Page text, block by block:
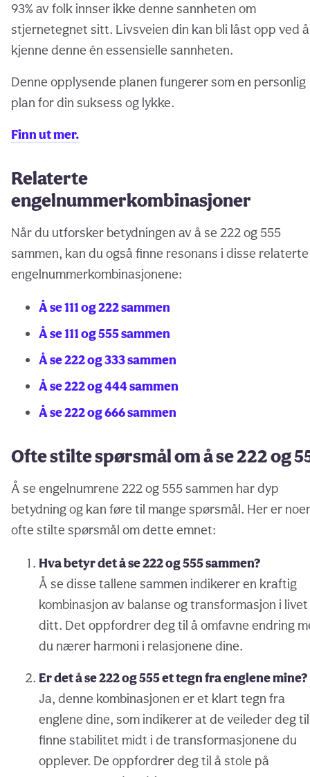
93% av folk innser ikke denne sannheten om
stjernetegnet sitt. Livsveien din kan bli låst opp ved å
kjenne denne én essensielle sannheten.
Denne opplysende planen fungerer som en personlig
plan for din suksess og lykke.
Finn ut mer.
Relaterte
engelnummerkombinasjoner
Når du utforsker betydningen av å se 222 og 555
sammen, kan du også finne resonans i disse relaterte
engelnummerkombinasjonene:
Å se 111 og 222 sammen
Å se 111 og 555 sammen
Å se 222 og 333 sammen
Å se 222 og 444 sammen
Å se 222 og 666 sammen
Ofte stilte spørsmål om å se 222 og
Å se engelnumrene 222 og 555 sammen har dyp
betydning og kan føre til mange spørsmål. Her er
ofte stilte spørsmål om dette emnet:
Hva betyr det å se 222 og 555 sammen?
Å se disse tallene sammen indikerer en kraftig
kombinasjon av balanse og transformasjon i livet
ditt. Det oppfordrer deg til å omfavne endring
du nærer harmoni i relasjonene dine.
Er det å se 222 og 555 et tegn fra englene mine?
Ja, denne kombinasjonen er et klart tegn fra
englene dine, som indikerer at de veileder deg
finne stabilitet midt i de transformasjonene du
opplever. De oppfordrer deg til å stole på